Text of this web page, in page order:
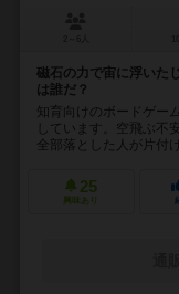
磁石の力で宙に浮いた
は誰だ？
知育向けのボードゲー
しています。空飛ぶ不
全部落とした人が片付
25
興味あり